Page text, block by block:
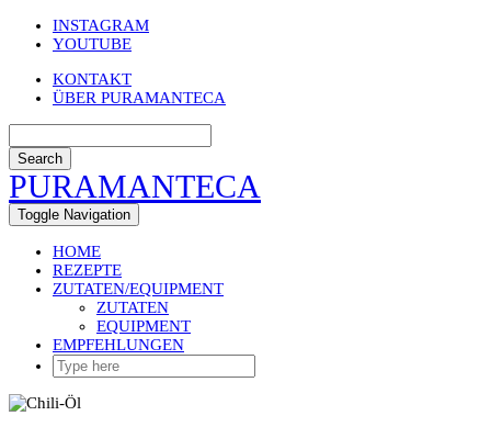
Skip
INSTAGRAM
YOUTUBE
KONTAKT
ÜBER PURAMANTECA
Search
PURAMANTECA
Toggle Navigation
HOME
REZEPTE
ZUTATEN/EQUIPMENT
ZUTATEN
EQUIPMENT
EMPFEHLUNGEN